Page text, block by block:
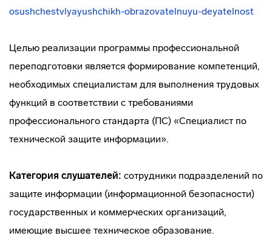
osushchestvlyayushchikh-obrazovatelnuyu-deyatelnost
Целью реализации программы профессиональной
переподготовки является формирование компетенций,
необходимых специалистам для выполнения трудовых
функций в соответствии с требованиями
профессионального стандарта (ПС) «Специалист по
технической защите информации».
Категория слушателей: сотрудники подразделений по
защите информации (информационной безопасности)
государственных и коммерческих организаций,
имеющие высшее техническое образование.